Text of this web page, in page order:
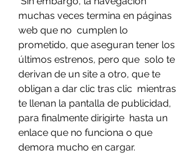
muchas veces termina en páginas
web que no  cumplen lo
prometido, que aseguran tener los
últimos estrenos, pero que  solo te
derivan de un site a otro, que te
obligan a dar clic tras clic  mientras
te llenan la pantalla de publicidad,
para finalmente dirigirte  hasta un
enlace que no funciona o que
demora mucho en cargar.